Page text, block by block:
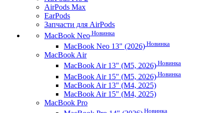
AirPods Max
EarPods
Запчасти для AirPods
MacBook Neo Новинка
MacBook Neo 13" (2026) Новинка
MacBook Air
MacBook Air 13" (M5, 2026) Новинка
MacBook Air 15" (M5, 2026) Новинка
MacBook Air 13" (M4, 2025)
MacBook Air 15" (M4, 2025)
MacBook Pro
Новинка